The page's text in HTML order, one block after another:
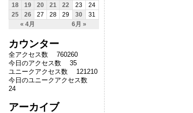
« 4月 6月 »
18
19 20 21 22 23
24
25
26 27 28 29 30 31
カウンター
全アクセス数 760260
今日のアクセス数 35
ユニークアクセス数 121210
今日のユニークアクセス数
24
アーカイブ